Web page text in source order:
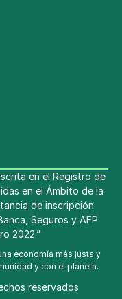
economía más justa y
y con el planeta.
reservados
en el Registro de
en el Ámbito de la
de inscripción
Seguros y AFP
2022.”